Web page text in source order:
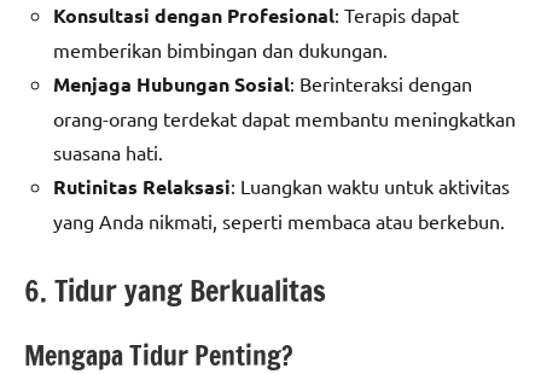
Konsultasi dengan Profesional: Terapis dapat
memberikan bimbingan dan dukungan.
Menjaga Hubungan Sosial: Berinteraksi dengan
orang-orang terdekat dapat membantu meningkatkan
suasana hati.
Rutinitas Relaksasi: Luangkan waktu untuk aktivitas
yang Anda nikmati, seperti membaca atau berkebun.
6. Tidur yang Berkualitas
Mengapa Tidur Penting?